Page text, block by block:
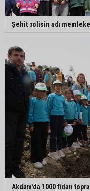
Şehit polisin adı
Akdam'da 1000 fidan